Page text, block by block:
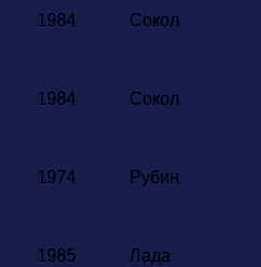
1984 Сокол
1984 Сокол
1974 Рубин
1985 Лада